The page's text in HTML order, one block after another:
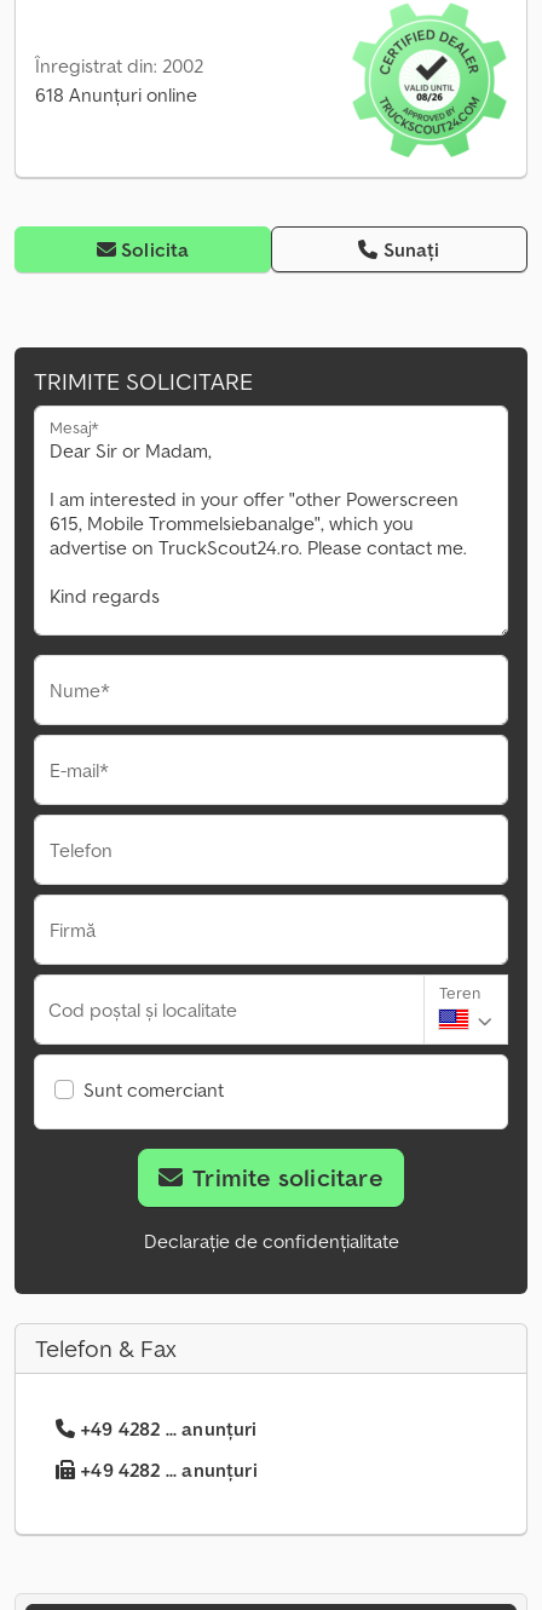
Înregistrat din: 2002
618 Anunțuri online
Solicita Sunați
TRIMITE SOLICITARE
Mesaj*
Nume*
E-mail*
Telefon
Firmă
Cod poștal și localitate
Teren
Sunt comerciant
Trimite solicitare
Declarație de confidențialitate
Telefon & Fax
+49 4282 ... anunțuri
+49 4282 ... anunțuri